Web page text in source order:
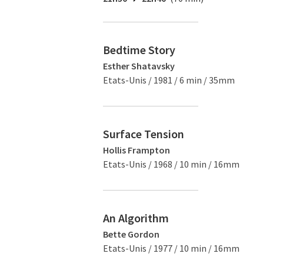
Bedtime Story
Esther Shatavsky
Etats-Unis / 1981 / 6 min / 35mm
Surface Tension
Hollis Frampton
Etats-Unis / 1968 / 10 min / 16mm
An Algorithm
Bette Gordon
Etats-Unis / 1977 / 10 min / 16mm